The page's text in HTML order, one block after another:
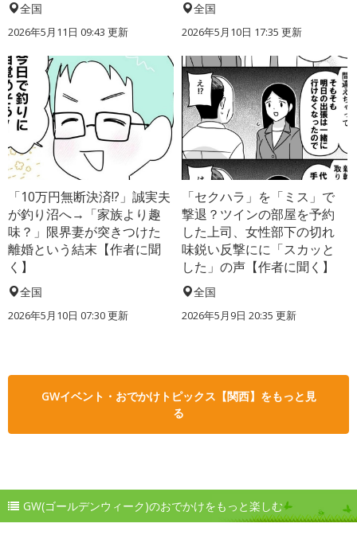
全国
2026年5月11日 09:43 更新
全国
2026年5月10日 17:35 更新
「10万円無断決済!?」誠実夫
が釣り沼へ→「家族より趣
味？」限界妻が突きつけた
離婚という結末【作者に聞
く】
全国
2026年5月10日 07:30 更新
「セクハラ」を「ミス」で
撃退？ツインの部屋を予約
した上司、女性部下の切れ
味鋭い反撃にに「スカッと
した」の声【作者に聞く】
全国
2026年5月9日 20:35 更新
GWイベント・おでかけトピックス【関西】をもっと見
る
GW(ゴールデンウィーク)のおでかけをもっと楽しむ